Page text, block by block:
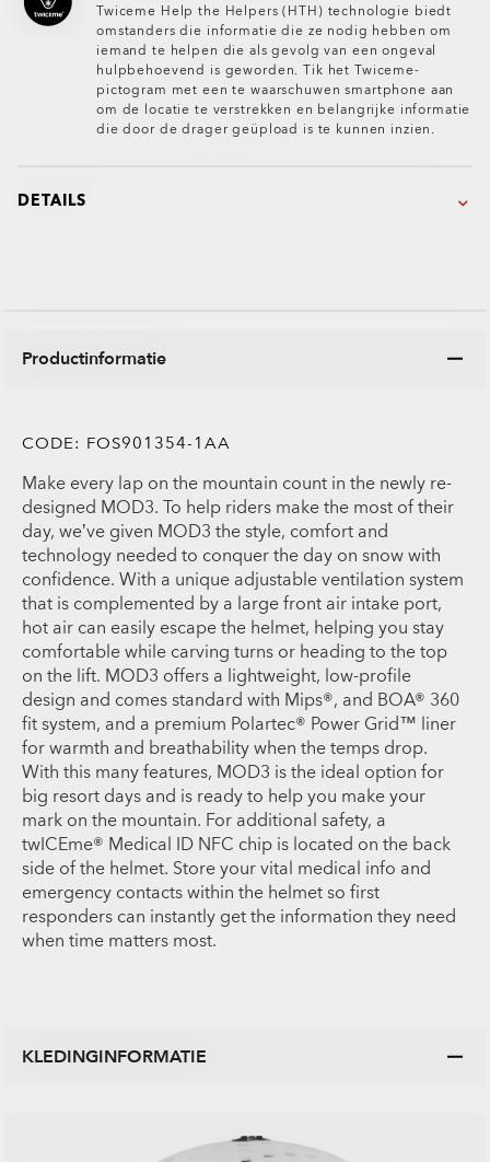
Twiceme Help the Helpers (HTH) technologie biedt
omstanders die informatie die ze nodig hebben om
iemand te helpen die als gevolg van een ongeval
hulpbehoevend is geworden. Tik het Twiceme-
pictogram met een te waarschuwen smartphone aan
om de locatie te verstrekken en belangrijke informatie
die door de drager geüpload is te kunnen inzien.
DETAILS
Productinformatie
CODE: FOS901354-1AA
Make every lap on the mountain count in the newly re-
designed MOD3. To help riders make the most of their
day, we’ve given MOD3 the style, comfort and
technology needed to conquer the day on snow with
confidence. With a unique adjustable ventilation system
that is complemented by a large front air intake port,
hot air can easily escape the helmet, helping you stay
comfortable while carving turns or heading to the top
on the lift. MOD3 offers a lightweight, low-profile
design and comes standard with Mips®, and BOA® 360
fit system, and a premium Polartec® Power Grid™ liner
for warmth and breathability when the temps drop.
With this many features, MOD3 is the ideal option for
big resort days and is ready to help you make your
mark on the mountain. For additional safety, a
twICEme® Medical ID NFC chip is located on the back
side of the helmet. Store your vital medical info and
emergency contacts within the helmet so first
responders can instantly get the information they need
when time matters most.
KLEDINGINFORMATIE